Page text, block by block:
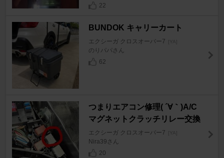
22
BUNDOK キャリーカート
エクシーガ クロスオーバー7 [YA]
のりパパさん
62
つまりエアコン修理( ´∀｀)A/C
マグネットクラッチリレー交換
エクシーガ クロスオーバー7 [YA]
Nira39さん
20